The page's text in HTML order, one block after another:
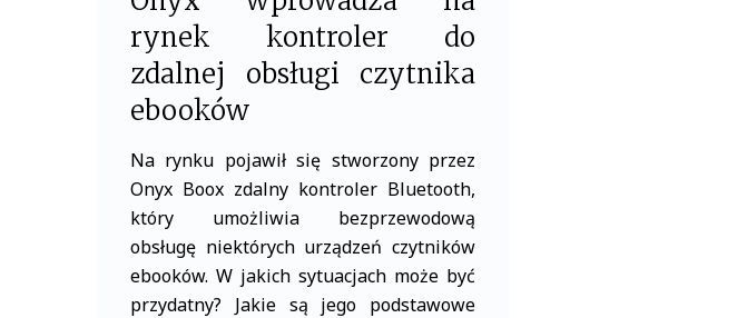
rynek kontroler do
zdalnej obsługi czytnika
ebooków
Na rynku pojawił się stworzony przez
Onyx Boox zdalny kontroler Bluetooth,
który umożliwia bezprzewodową
obsługę niektórych urządzeń czytników
ebooków. W jakich sytuacjach może być
przydatny? Jakie są jego podstawowe